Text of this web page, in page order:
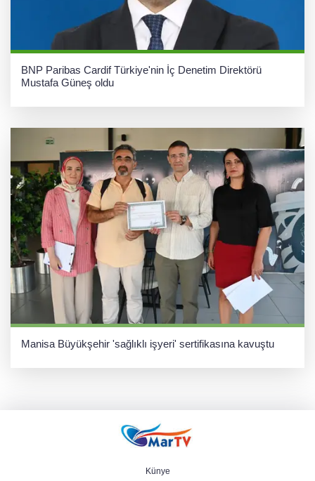
BNP Paribas Cardif Türkiye'nin İç Denetim Direktörü
Mustafa Güneş oldu
Manisa Büyükşehir 'sağlıklı işyeri' sertifikasına kavuştu
Künye